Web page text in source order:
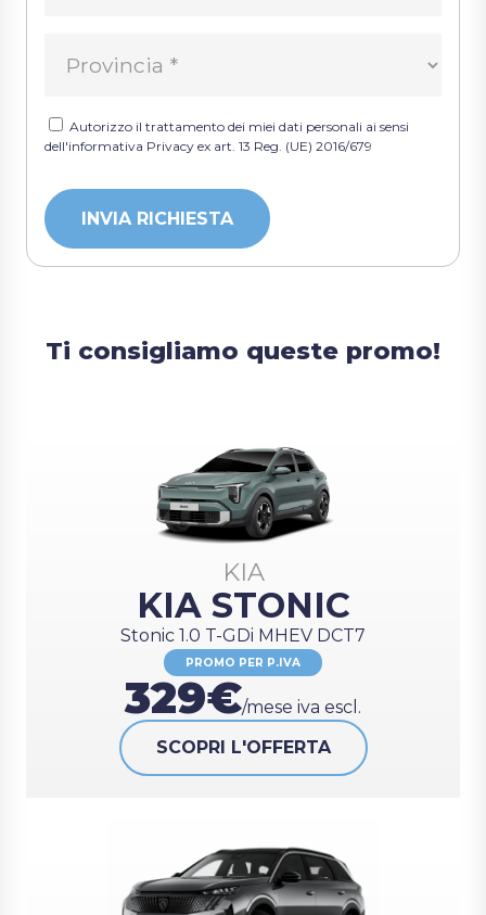
Autorizzo il trattamento dei miei dati personali ai sensi
dell'informativa Privacy ex art. 13 Reg. (UE) 2016/679
Ti consigliamo queste promo!
KIA
KIA STONIC
Stonic 1.0 T-GDi MHEV DCT7
PROMO PER P.IVA
329€/mese iva escl.
SCOPRI L'OFFERTA